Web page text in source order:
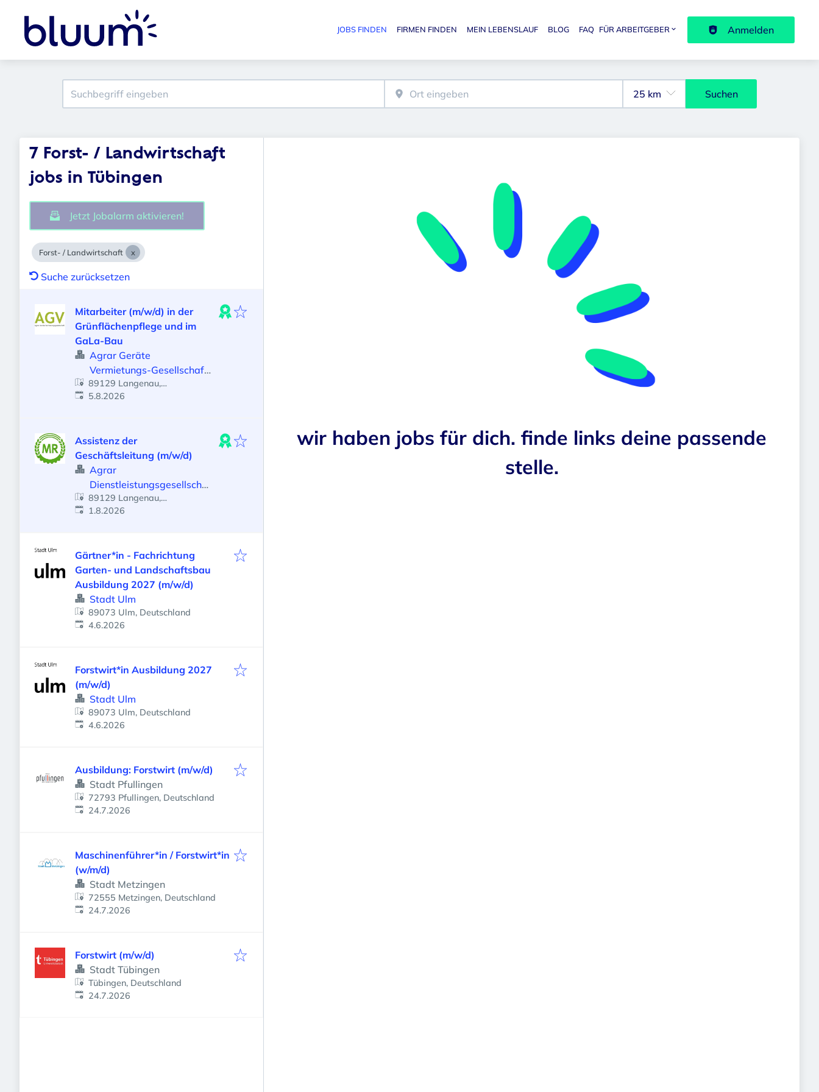
Haupt-Navigation
JOBS FINDEN FIRMEN FINDEN MEIN LEBENSLAUF BLOG FAQ FÜR ARBEITGEBER Anmelden
Suchen
7 Forst- / Landwirtschaft
jobs in Tübingen
Jetzt Jobalarm aktivieren!
Forst- / Landwirtschaft
Suche zurücksetzen
Mitarbeiter (m/w/d) in der
Grünflächenpflege und im
GaLa-Bau
Agrar Geräte
Vermietungs-Gesellschaft
Langenau mbH
89129 Langenau,
Deutschland
Veröffentlicht
5.8.2026
Assistenz der
Geschäftsleitung (m/w/d)
Agrar
Dienstleistungsgesellschaf
t des Maschinenring Ulm-
Heidenheim mbH
89129 Langenau,
Deutschland
Veröffentlicht
1.8.2026
Gärtner*in - Fachrichtung
Garten- und Landschaftsbau
Ausbildung 2027 (m/w/d)
Stadt Ulm
89073 Ulm, Deutschland
Veröffentlicht
4.6.2026
Forstwirt*in Ausbildung 2027
(m/w/d)
Stadt Ulm
89073 Ulm, Deutschland
Veröffentlicht
4.6.2026
Ausbildung: Forstwirt (m/w/d)
Stadt Pfullingen
72793 Pfullingen, Deutschland
Veröffentlicht:
24.7.2026
Maschinenführer*in / Forstwirt*in
(w/m/d)
Stadt Metzingen
72555 Metzingen, Deutschland
Veröffentlicht:
24.7.2026
Forstwirt (m/w/d)
Stadt Tübingen
Tübingen, Deutschland
Veröffentlicht:
24.7.2026
wir haben jobs für dich. finde links deine passende
stelle.